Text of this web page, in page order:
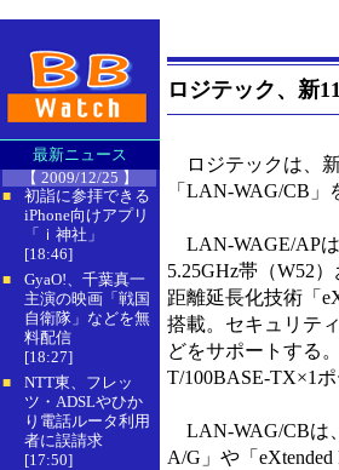
最新ニュース
【 2009/12/25 】
■
初詣に参拝できる
iPhone向けアプリ
「ｉ神社」
[18:46]
■
GyaO!、千葉真一
主演の映画「戦国
自衛隊」などを無
料配信
[18:27]
■
NTT東、フレッ
ツ・ADSLやひか
り電話ルータ利用
者に誤請求
[17:50]
ロジテック、新
ロジテックは、
「LAN-WAG/CB
LAN-WAGE/APは
5.25GHz帯（W52
距離延長化技術「
搭載。セキュリテ
どをサポートする
T/100BASE-TX×1
LAN-WAG/CBは
A/G」や「